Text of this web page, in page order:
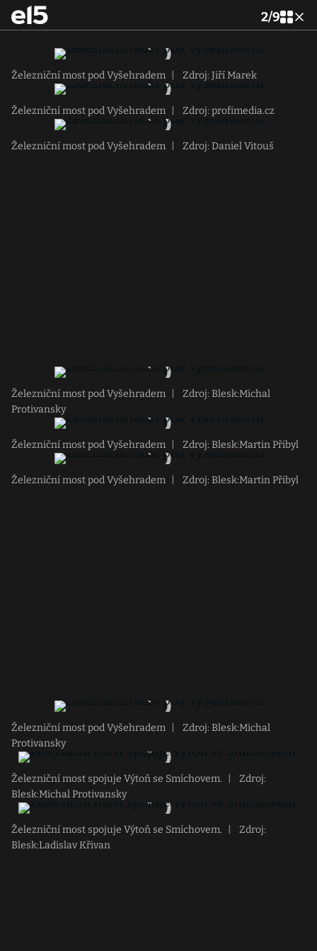
2/9
Železniční most pod Vyšehradem Zdroj: Jiří Marek
Železniční most pod Vyšehradem Zdroj: profimedia.cz
Železniční most pod Vyšehradem Zdroj: Daniel Vitouš
Železniční most pod Vyšehradem
Zdroj: Blesk:Michal
Protivansky
Železniční most pod Vyšehradem Zdroj: Blesk:Martin Přibyl
Železniční most pod Vyšehradem Zdroj: Blesk:Martin Přibyl
Železniční most pod Vyšehradem
Zdroj: Blesk:Michal
Protivansky
Železniční most spojuje Výtoň se Smíchovem.
Zdroj:
Blesk:Michal Protivansky
Železniční most spojuje Výtoň se Smíchovem.
Zdroj:
Blesk:Ladislav Křivan